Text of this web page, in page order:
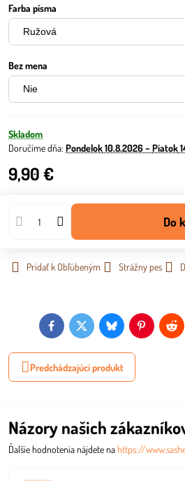
Farba písma
Bez mena
Skladom
Doručíme dňa: Pondelok10.8.2026 − Piatok
9,90 €
Pridať k Obľúbeným Strážny pes
FacebookTwitter BlueskyPinterest
Predchádzajúci produkt
Názory našich
Ďalšie hodnotenia nájdete nahttps://